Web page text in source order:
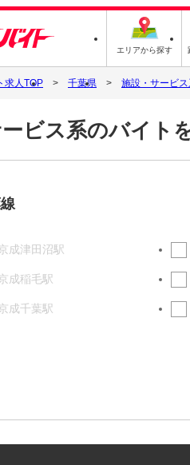
エリアから探す
求人TOP 千葉県 施設・サービ
ビス系のバイト
京成津田沼駅
京成稲毛駅
京成千葉駅